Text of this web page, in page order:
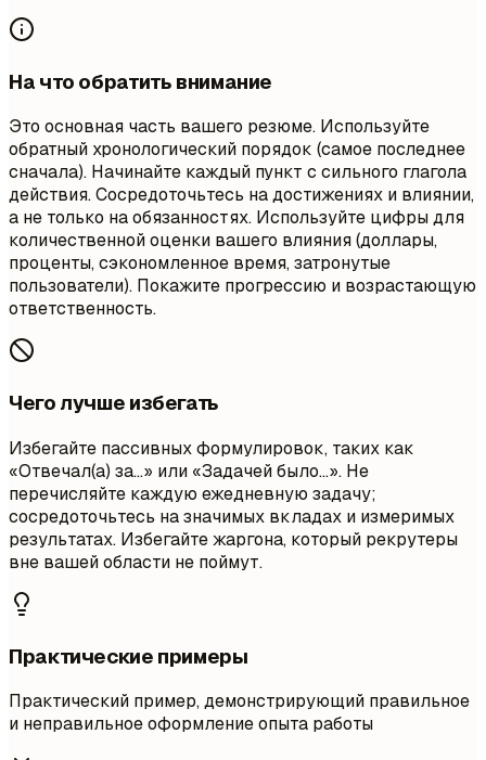
На что обратить внимание
Это основная часть вашего резюме. Используйте
обратный хронологический порядок (самое последнее
сначала). Начинайте каждый пункт с сильного глагола
действия. Сосредоточьтесь на достижениях и влиянии,
а не только на обязанностях. Используйте цифры для
количественной оценки вашего влияния (доллары,
проценты, сэкономленное время, затронутые
пользователи). Покажите прогрессию и возрастающую
ответственность.
Чего лучше избегать
Избегайте пассивных формулировок, таких как
«Отвечал(а) за…» или «Задачей было…». Не
перечисляйте каждую ежедневную задачу;
сосредоточьтесь на значимых вкладах и измеримых
результатах. Избегайте жаргона, который рекрутеры
вне вашей области не поймут.
Практические примеры
Практический пример, демонстрирующий правильное
и неправильное оформление опыта работы